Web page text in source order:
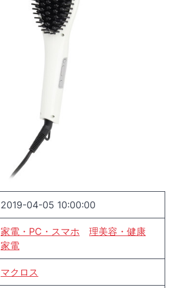
2019-04-05 10:00:00
家電・PC・スマホ
理美容・健康
家電
マクロス